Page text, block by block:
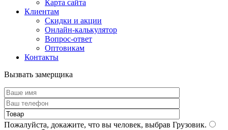
Карта сайта
Клиентам
Скидки и акции
Онлайн-калькулятор
Вопрос-ответ
Оптовикам
Контакты
Вызвать замерщика
Пожалуйста, докажите, что вы человек, выбрав Грузовик.